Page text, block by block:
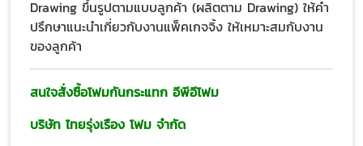
Drawing ขึ้นรูปตามแบบลูกค้า (ผลิตตาม Drawing) ให้คำ
ปรึกษาแนะนำเกี่ยวกับงานแพ็คเกจจิ้ง ให้เหมาะสมกับงาน
ของลูกค้า
สนใจสั่งซื้อโฟมกันกระแทก อีพีอีโฟม
บริษัท ไทยรุ่งเรือง โฟม จำกัด